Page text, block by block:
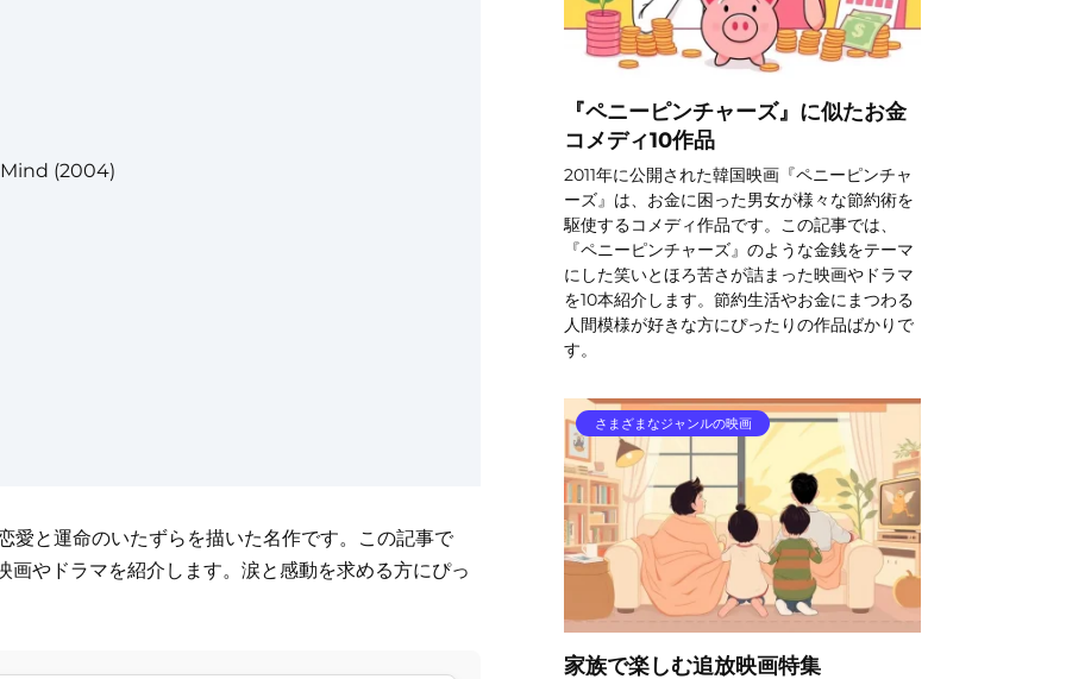
(2004)
愛と運命のいたずらを描いた名作です。この記事で
やドラマを紹介します。涙と感動を求める方にぴっ
『ペニーピンチャーズ』に似たお金
コメディ10作品
2011年に公開された韓国映画『ペニーピンチャ
ーズ』は、お金に困った男女が様々な節約術を
駆使するコメディ作品です。この記事では、
『ペニーピンチャーズ』のような金銭をテーマ
にした笑いとほろ苦さが詰まった映画やドラマ
を10本紹介します。節約生活やお金にまつわる
人間模様が好きな方にぴったりの作品ばかりで
す。
さまざまなジャンルの映画
家族で楽しむ追放映画特集